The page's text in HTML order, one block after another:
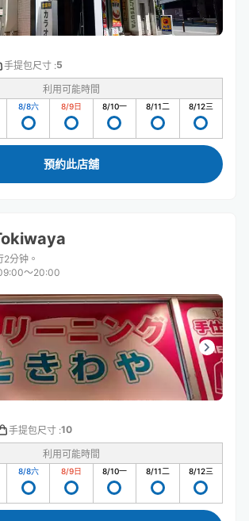
手提包尺寸 :5
利用可能時間
8/8六 8/9日 8/10一 8/11二 8/12三
預約此店舖
分钟。
〜20:00
手提包尺寸 :10
利用可能時間
8/8六 8/9日 8/10一 8/11二 8/12三